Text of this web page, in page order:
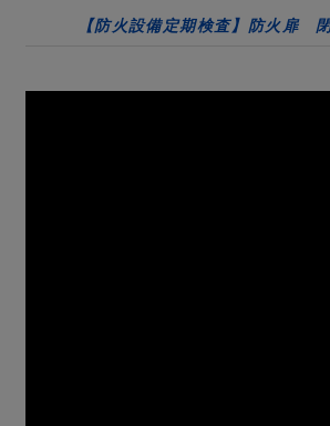
【防火設備定期検査】防火扉